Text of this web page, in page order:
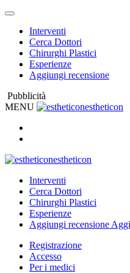
Interventi
Cerca Dottori
Chirurghi Plastici
Esperienze
Aggiungi recensione
Pubblicità
MENU
estheticon
estheticon
Interventi
Cerca Dottori
Chirurghi Plastici
Esperienze
Aggiungi recensione
Registrazione
Accesso
Per i medici